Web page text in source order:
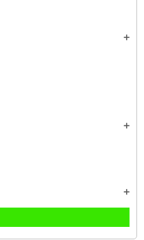
add
add
add